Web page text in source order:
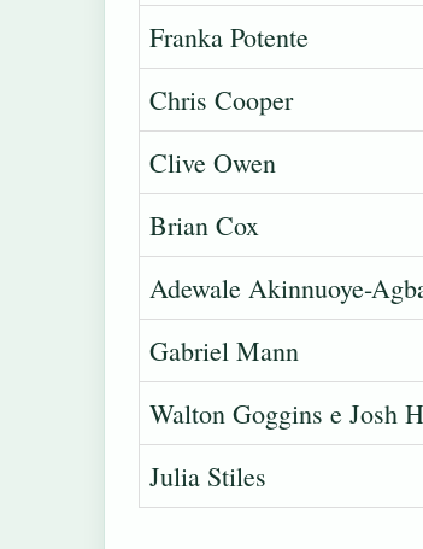
Franka Potente
Chris Cooper
Clive Owen
Brian Cox
Adewale Akinnuoye-
Gabriel Mann
Walton Goggins e Josh
Julia Stiles